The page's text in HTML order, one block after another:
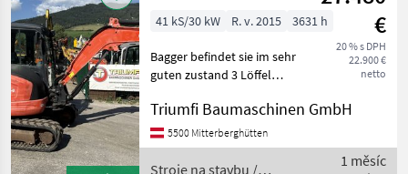
€
20 % s DPH
22.900 €
netto
41 kS/30 kW R. v. 2015 3631 h
Bagger befindet sie im sehr
guten zustand 3 Löffel
Triumfi Baumaschinen GmbH
5500 Mitterberghütten
Stroje na stavbu /
1 měsíc